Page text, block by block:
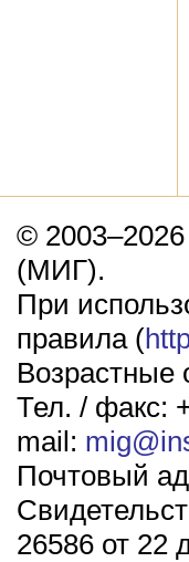
©
(МИГ).
При
правила (
Возрастные
Тел. / факс:
mail:
Почтовый
26586 от 22